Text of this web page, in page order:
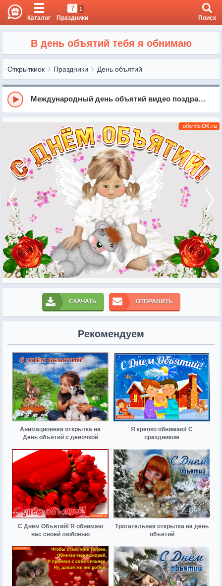
Каталог
7 1
Праздники Поиск
В день объятий тебя я обнимаю
Открыткиок Праздники День объятий
Международный день объятий видео поздравления
СКАЧАТЬ ОТПРАВИТЬ
Рекомендуем
Анимационная открытка на
День объятий с девочкой
Я крепко обнимаю! С
праздником
С Днём Объятий! Я обнимаю
вас своей любовью
Трогательная открытка на день
объятий